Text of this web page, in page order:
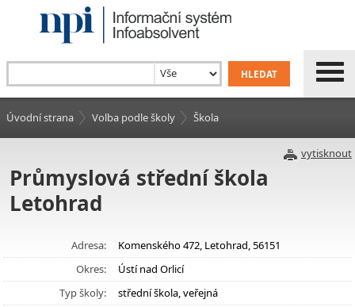
Úvodní strana Volba podle školy Škola
vytisknout
Průmyslová střední škola
Letohrad
Adresa:
Komenského 472, Letohrad, 56151
Okres:
Ústí nad Orlicí
Typ školy:
střední škola, veřejná